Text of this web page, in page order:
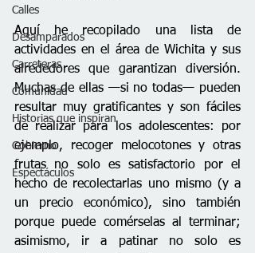
Calles
Desamparados
Carreteras
Comunidad
Historias que inspiran
Gobierno
Espectáculos
Aquí he recopilado una lista de
actividades en el área de Wichita y sus
alrededores que garantizan diversión.
Muchas de ellas —si no todas— pueden
resultar muy gratificantes y son fáciles
de realizar para los adolescentes: por
ejemplo, recoger melocotones y otras
frutas no solo es satisfactorio por el
hecho de recolectarlas uno mismo (y a
un precio económico), sino también
porque puede comérselas al terminar;
asimismo, ir a patinar no solo es